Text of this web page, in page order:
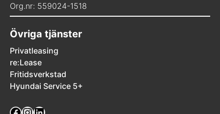
Org.nr: 559024-1518
Övriga tjänster
Privatleasing
re:Lease
Fritidsverkstad
Hyundai Service 5+